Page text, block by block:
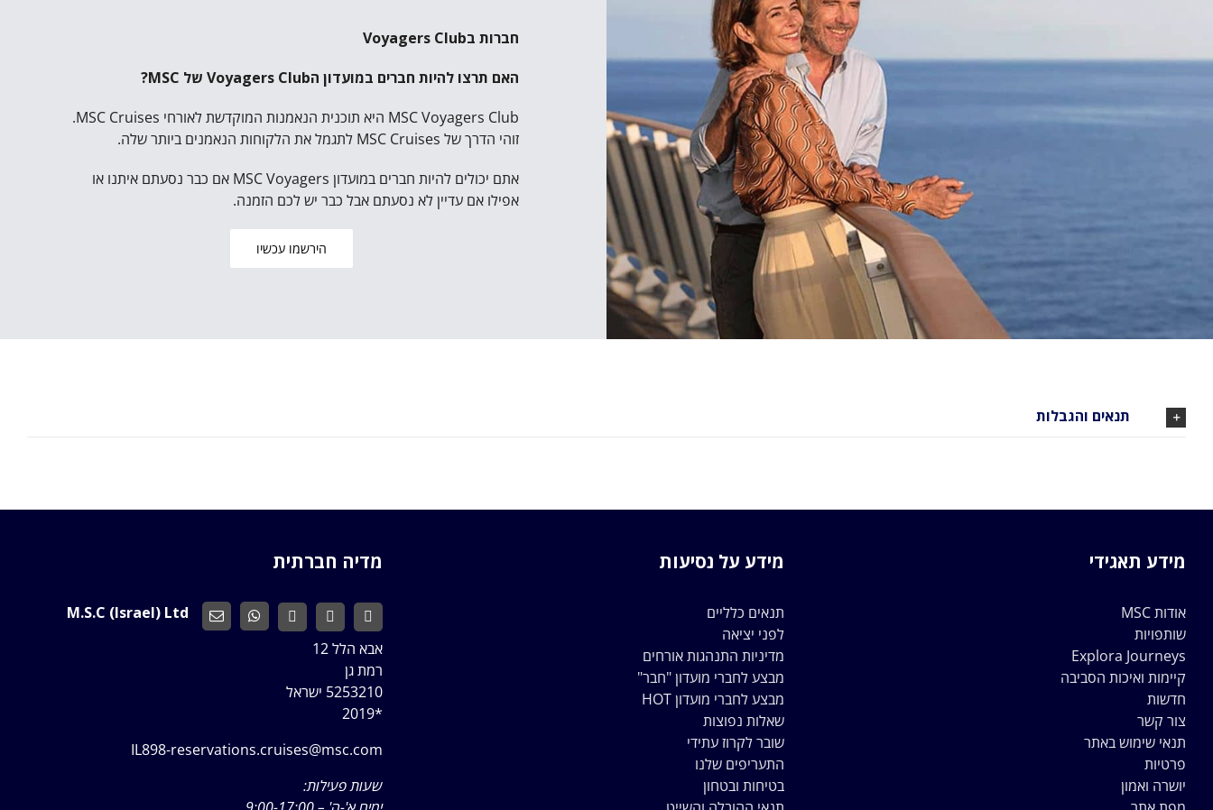
חברות בVoyagers Club
האם תרצו להיות חברים במועדון הVoyagers Club של MSC?
MSC Voyagers Club היא תוכנית הנאמנות המוקדשת לאורחי MSC Cruises.
זוהי הדרך של MSC Cruises לתגמל את הלקוחות הנאמנים ביותר שלה.
אתם יכולים להיות חברים במועדון MSC Voyagers אם כבר נסעתם איתנו או
אפילו אם עדיין לא נסעתם אבל כבר יש לכם הזמנה.
הירשמו עכשיו
תנאים והגבלות
מידע תאגידי
אודות MSC
שותפויות
Explora Journeys
קיימות ואיכות הסביבה
חדשות
צור קשר
תנאי שימוש באתר
פרטיות
יושרה ואמון
מידע על נסיעות
תנאים כלליים
לפני יציאה
מדיניות התנהגות אורחים
מבצע לחברי מועדון "חבר"
מבצע לחברי מועדון HOT
שאלות נפוצות
שובר לקרוז עתידי
התעריפים שלנו
בטיחות ובטחון
מדיה חברתית
M.S.C (Israel) Ltd
אבא הלל 12
רמת גן
5253210 ישראל
*2019
IL898-reservations.cruises@msc.com
שעות פעילות: